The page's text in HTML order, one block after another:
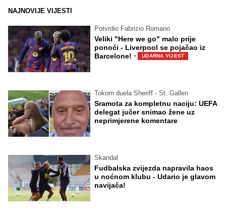
NAJNOVIJE VIJESTI
Potvrdio Fabrizio Romano
Veliki "Here we go" malo prije
ponoći - Liverpool se pojačao iz
Barcelone! · UDARNA VIJEST
Tokom duela Sheriff - St. Gallen
Sramota za kompletnu naciju: UEFA
delegat jučer snimao žene uz
neprimjerene komentare
Skandal
Fudbalska zvijezda napravila haos
u noćnom klubu - Udario je glavom
navijača!